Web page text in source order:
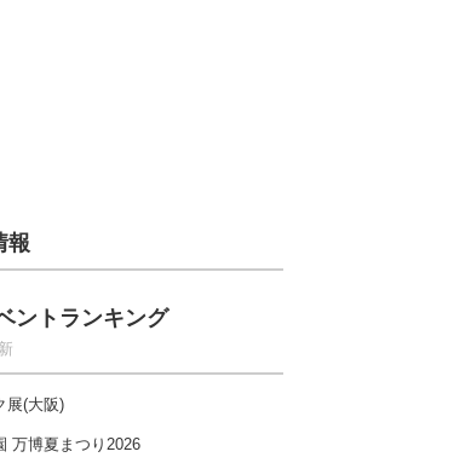
報
ントランキング
展(大阪)
万博夏まつり2026